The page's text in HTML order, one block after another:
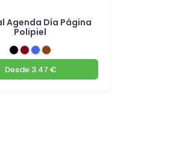
Agenda Día Página
Polipiel
Desde3.47 €